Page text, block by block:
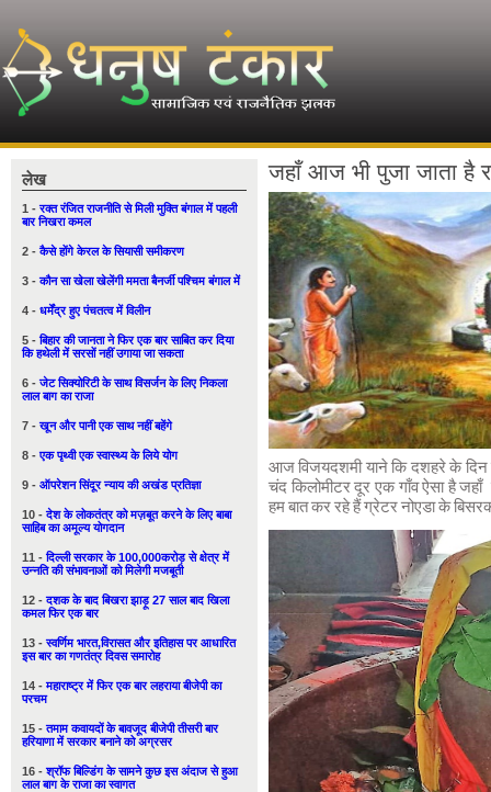
लेख
1 -रक्त रंजित राजनीति से मिली मुक्ति बंगाल में पहली
बार निखरा कमल
2 -कैसे होंगे केरल के सियासी समीकरण
3 -कौन सा खेला खेलेंगी ममता बैनर्जी पश्चिम बंगाल में
4 - धर्मेंद्र हुए पंचतत्व में विलीन
5 -बिहार की जानता ने फिर एक बार साबित कर दिया
कि हथेली में सरसों नहीं उगाया जा सकता
6 -जेट सिक्योरिटी के साथ विसर्जन के लिए निकला
लाल बाग का राजा
7 -खून और पानी एक साथ नहीं बहेंगे
8 -एक पृथ्वी एक स्वास्थ्य के लिये योग
9 - ऑपरेशन सिंदूर न्याय की अखंड प्रतिज्ञा
10 -देश के लोकतंत्र को मज़बूत करने के लिए बाबा
साहिब का अमूल्य योगदान
11 -दिल्ली सरकार के 100,000करोड़ से क्षेत्र में
उन्नति की संभावनाओं को मिलेगी मजबूती
12 -दशक के बाद बिखरा झाड़ू 27 साल बाद खिला
कमल फिर एक बार
13 -स्वर्णिम भारत,विरासत और इतिहास पर आधारित
इस बार का गणतंत्र दिवस समारोह
14 -महाराष्ट्र में फिर एक बार लहराया बीजेपी का
परचम
15 -तमाम कवायदों के बावजूद बीजेपी तीसरी बार
हरियाणा में सरकार बनाने को अग्रसर
16 -श्रॉफ बिल्डिंग के सामने कुछ इस अंदाज से हुआ
लाल बाग के राजा का स्वागत
जहाँ आज भी पुजा जाता है
आज विजयदशमी याने कि दशहरे के दिन
चंद किलोमीटर दूर एक गाँव ऐसा है जहाँ
हम बात कर रहे हैं ग्रेटर नोएडा के